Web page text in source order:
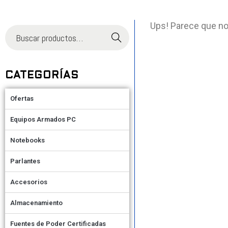
Buscar
CATEGORÍAS
Ofertas
Equipos Armados PC
Notebooks
Parlantes
Accesorios
Almacenamiento
Fuentes de Poder Certificadas
Ups! Parece que